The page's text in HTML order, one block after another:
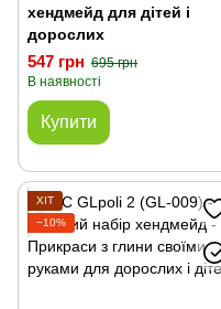
хендмейд для дітей і
дорослих
547 грн 695 грн
В наявності
Купити
ХІТ
−10%